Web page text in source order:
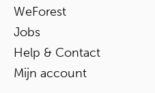
WeForest
Jobs
Help & Contact
Mijn account